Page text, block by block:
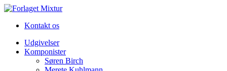
Kontakt os
Udgivelser
Komponister
Søren Birch